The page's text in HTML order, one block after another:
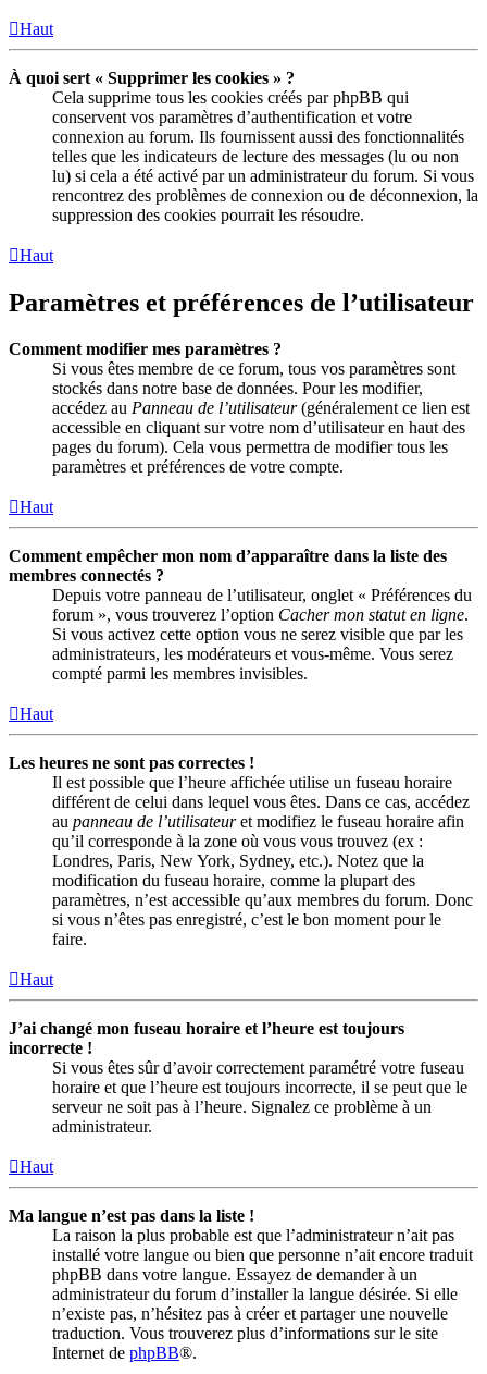
Haut
À quoi sert « Supprimer les cookies » ?
Cela supprime tous les cookies créés par phpBB qui
conservent vos paramètres d’authentification et votre
connexion au forum. Ils fournissent aussi des fonctionnalités
telles que les indicateurs de lecture des messages (lu ou non
lu) si cela a été activé par un administrateur du forum. Si vous
rencontrez des problèmes de connexion ou de déconnexion, la
suppression des cookies pourrait les résoudre.
Haut
Paramètres et préférences de l’utilisateur
Comment modifier mes paramètres ?
Si vous êtes membre de ce forum, tous vos paramètres sont
stockés dans notre base de données. Pour les modifier,
accédez au Panneau de l’utilisateur(généralement ce lien est
accessible en cliquant sur votre nom d’utilisateur en haut des
pages du forum). Cela vous permettra de modifier tous les
paramètres et préférences de votre compte.
Haut
Comment empêcher mon nom d’apparaître dans la liste des
membres connectés ?
Depuis votre panneau de l’utilisateur, onglet « Préférences du
forum », vous trouverez l’option Cacher mon statut en ligne.
Si vous activez cette option vous ne serez visible que par les
administrateurs, les modérateurs et vous-même. Vous serez
compté parmi les membres invisibles.
Haut
Les heures ne sont pas correctes !
Il est possible que l’heure affichée utilise un fuseau horaire
différent de celui dans lequel vous êtes. Dans ce cas, accédez
au panneau de l’utilisateuret modifiez le fuseau horaire afin
qu’il corresponde à la zone où vous vous trouvez (ex :
Londres, Paris, New York, Sydney, etc.). Notez que la
modification du fuseau horaire, comme la plupart des
paramètres, n’est accessible qu’aux membres du forum. Donc
si vous n’êtes pas enregistré, c’est le bon moment pour le
faire.
Haut
J’ai changé mon fuseau horaire et l’heure est toujours
incorrecte !
Si vous êtes sûr d’avoir correctement paramétré votre fuseau
horaire et que l’heure est toujours incorrecte, il se peut que le
serveur ne soit pas à l’heure. Signalez ce problème à un
administrateur.
Haut
Ma langue n’est pas dans la liste !
La raison la plus probable est que l’administrateur n’ait pas
installé votre langue ou bien que personne n’ait encore traduit
phpBB dans votre langue. Essayez de demander à un
administrateur du forum d’installer la langue désirée. Si elle
n’existe pas, n’hésitez pas à créer et partager une nouvelle
traduction. Vous trouverez plus d’informations sur le site
Internet de phpBB®.